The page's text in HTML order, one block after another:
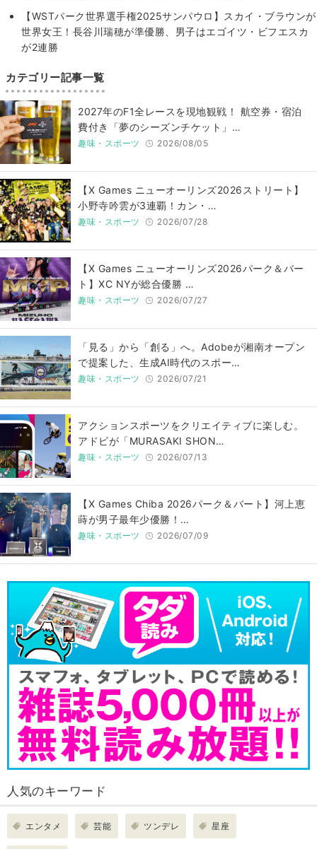
【WSTパーク世界選手権2025サンパウロ】スカイ・ブラウンが
世界女王！長谷川瑞穂が準優勝、男子はエゴイツ・ビフエスカ
が2連勝
カテゴリー記事一覧
2027年のF1全レースを現地観戦！ 航空券・宿泊
費付き「夢のシーズンチケット」…
趣味・スポーツ 2026/08/05
【X Games ニューオーリンズ2026ストリート】
小野寺吟雲が3連覇！カン・…
趣味・スポーツ 2026/07/28
【X Games ニューオーリンズ2026パーク＆バー
ト】XC NYが総合優勝 …
趣味・スポーツ 2026/07/27
「見る」から「創る」へ。Adobeが湘南オープン
で提案した、生成AI時代のスポー…
趣味・スポーツ 2026/07/21
アクションスポーツをクリエイティブに楽しむ。
アドビが「MURASAKI SHON…
趣味・スポーツ 2026/07/13
【X Games Chiba 2026パーク＆バート】河上恵
蒔が男子最年少優勝！…
趣味・スポーツ 2026/07/09
人気のキーワード
エンタメ 芸能 ツンデレ 星座